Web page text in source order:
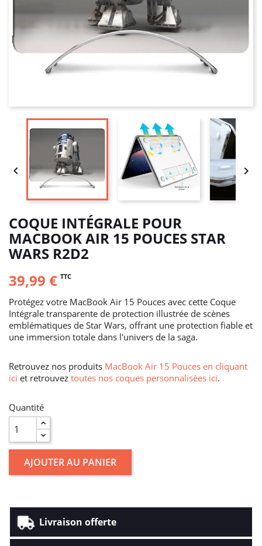
 
COQUE INTÉGRALE POUR
MACBOOK AIR 15 POUCES STAR
WARS R2D2
39,99 € TTC
Protégez votre MacBook Air 15 Pouces avec cette Coque
Intégrale transparente de protection illustrée de scènes
emblématiques de Star Wars, offrant une protection fiable et
une immersion totale dans l'univers de la saga.
Retrouvez nos produits MacBook Air 15 Pouces en cliquant
ici et retrouvez toutes nos coques personnalisées ici.
Quantité
AJOUTER AU PANIER
Livraison offerte